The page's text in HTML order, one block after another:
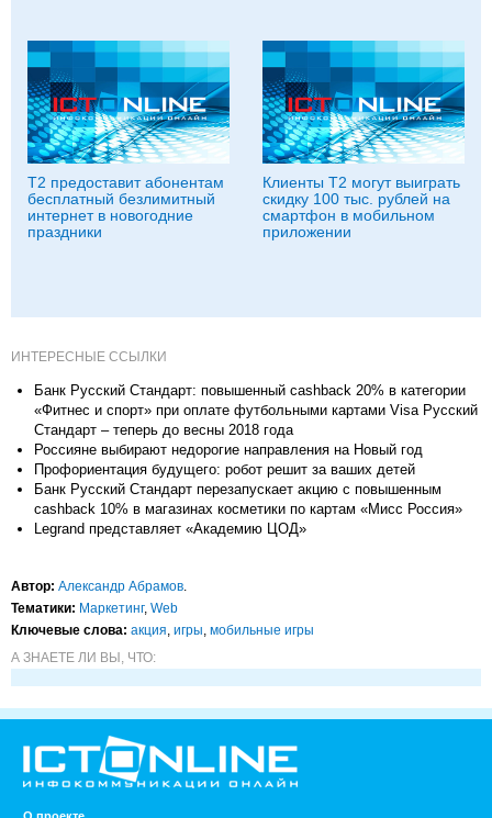
Т2 предоставит абонентам
бесплатный безлимитный
интернет в новогодние
праздники
Клиенты T2 могут выиграть
скидку 100 тыс. рублей на
смартфон в мобильном
приложении
ИНТЕРЕСНЫЕ ССЫЛКИ
Банк Русский Стандарт: повышенный cashback 20% в категории
«Фитнес и спорт» при оплате футбольными картами Visa Русский
Стандарт – теперь до весны 2018 года
Россияне выбирают недорогие направления на Новый год
Профориентация будущего: робот решит за ваших детей
Банк Русский Стандарт перезапускает акцию с повышенным
cashback 10% в магазинах косметики по картам «Мисс Россия»
Legrand представляет «Академию ЦОД»
Автор: Александр Абрамов.
Тематики: Маркетинг, Web
Ключевые слова: акция, игры, мобильные игры
А ЗНАЕТЕ ЛИ ВЫ, ЧТО: